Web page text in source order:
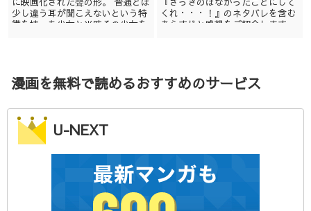
少し違う耳が聞こえないという特
徴を持った少女と当時その少女を
くれ・・・！』のネタバレを含む
あらすじと感想をご紹介します。
漫画を無料で読めるおすすめのサービス
U-NEXT